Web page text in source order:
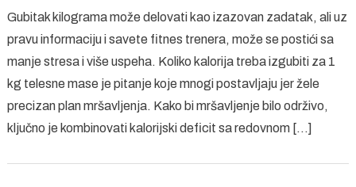
kalorija
treba
izgubiti
za
1kg?
Saveti
trenera
Gubitak kilograma može delovati kao izazovan zadatak, ali uz
pravu informaciju i savete fitnes trenera, može se postići sa
manje stresa i više uspeha. Koliko kalorija treba izgubiti za 1
kg telesne mase je pitanje koje mnogi postavljaju jer žele
precizan plan mršavljenja. Kako bi mršavljenje bilo održivo,
ključno je kombinovati kalorijski deficit sa redovnom […]